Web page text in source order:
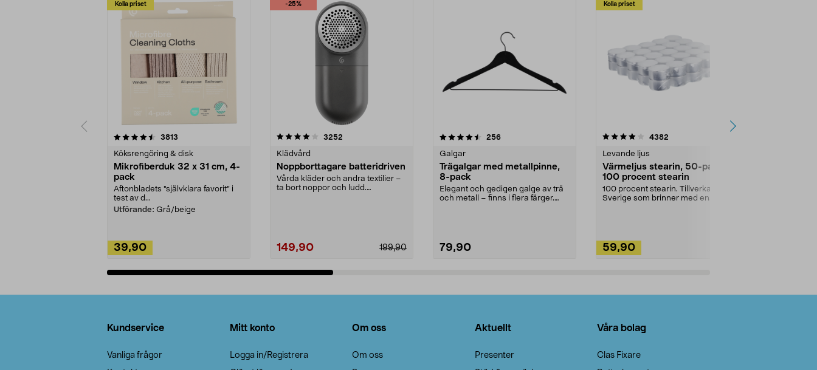
Kolla priset
3813
Köksrengöring & disk
Mikrofiberduk 32 x 31 cm, 4-
pack
Aftonbladets "självklara favorit” i
test av d...
Utförande: Grå/beige
39,90
-25%
4.0av 5 stjärnor 3252
Klädvård
Noppborttagare batteridriven
Vårda kläder och andra textilier –
ta bort noppor och ludd.
199,90
149,90
4.5av 5 stjärnor 256recensioner
Galgar
Trägalgar med metallpinne,
8-pack
Elegant och gedigen galge av trä
och metall – finns i flera färger.
79,90
Kolla priset
4.0av 5 stjärnor 4382
Levande ljus
Värmeljus stearin, 50-pack,
100 procent stearin
100 procent stearin. Tillverkade i
Sverige som brinner med en
59,90
4.5av 5 stjärnor
Kundservice
Vanliga frågor
Mitt konto
Logga in/Registrera
Om oss
Om oss
Aktuellt
Presenter
Våra bolag
Clas Fixare